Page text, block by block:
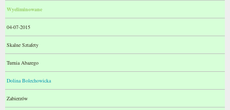
Wyeliminowane
04-07-2015
Skalne Sztafety
Turnia Abazego
Dolina Bolechowicka
Zabierzów